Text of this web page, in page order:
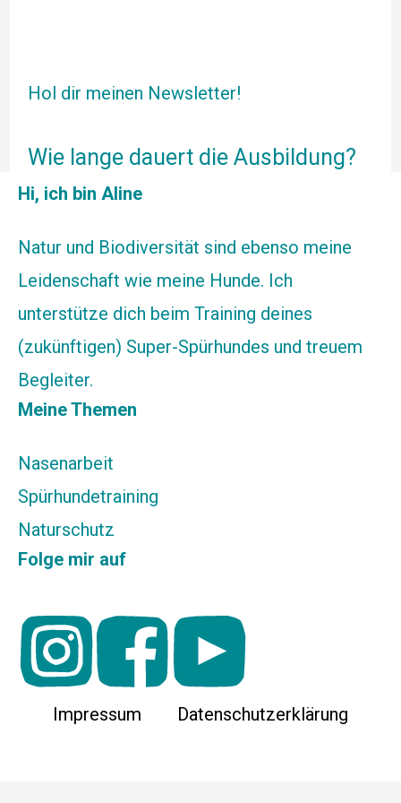
Hol dir meinen Newsletter!
Wie lange dauert die Ausbildung?
Hi, ich bin Aline
Natur und Biodiversität sind ebenso meine
Leidenschaft wie meine Hunde. Ich
unterstütze dich beim Training deines
(zukünftigen) Super-Spürhundes und treuem
Begleiter.
Meine Themen
Nasenarbeit
Spürhundetraining
Naturschutz
Folge mir auf
Impressum Datenschutzerklärung